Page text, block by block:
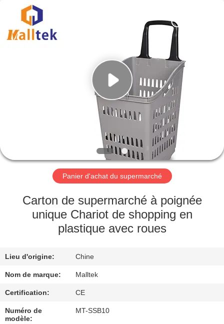
AU
SUJET
NOUS
CONTRÔLE
DE
QUALITÉ
Co.,Ltd..
Rights
Panier d'achat du supermarché
Carton de supermarché à poignée
unique Chariot de shopping en
plastique avec roues
Lieu d'origine: Chine
Nom de marque: Malltek
Certification: CE
Numéro de
modèle:
MT-SSB10